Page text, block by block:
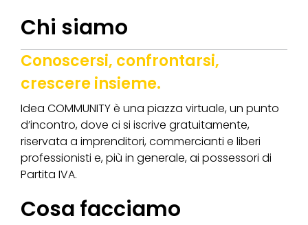
Chi siamo
Conoscersi, confrontarsi,
crescere insieme.
Idea COMMUNITY è una piazza virtuale, un punto
d’incontro, dove ci si iscrive gratuitamente,
riservata a imprenditori, commercianti e liberi
professionisti e, più in generale, ai possessori di
Partita IVA.
Cosa facciamo